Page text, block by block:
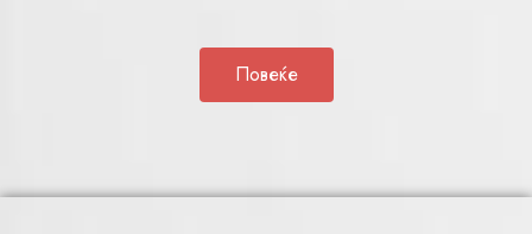
Повеќе